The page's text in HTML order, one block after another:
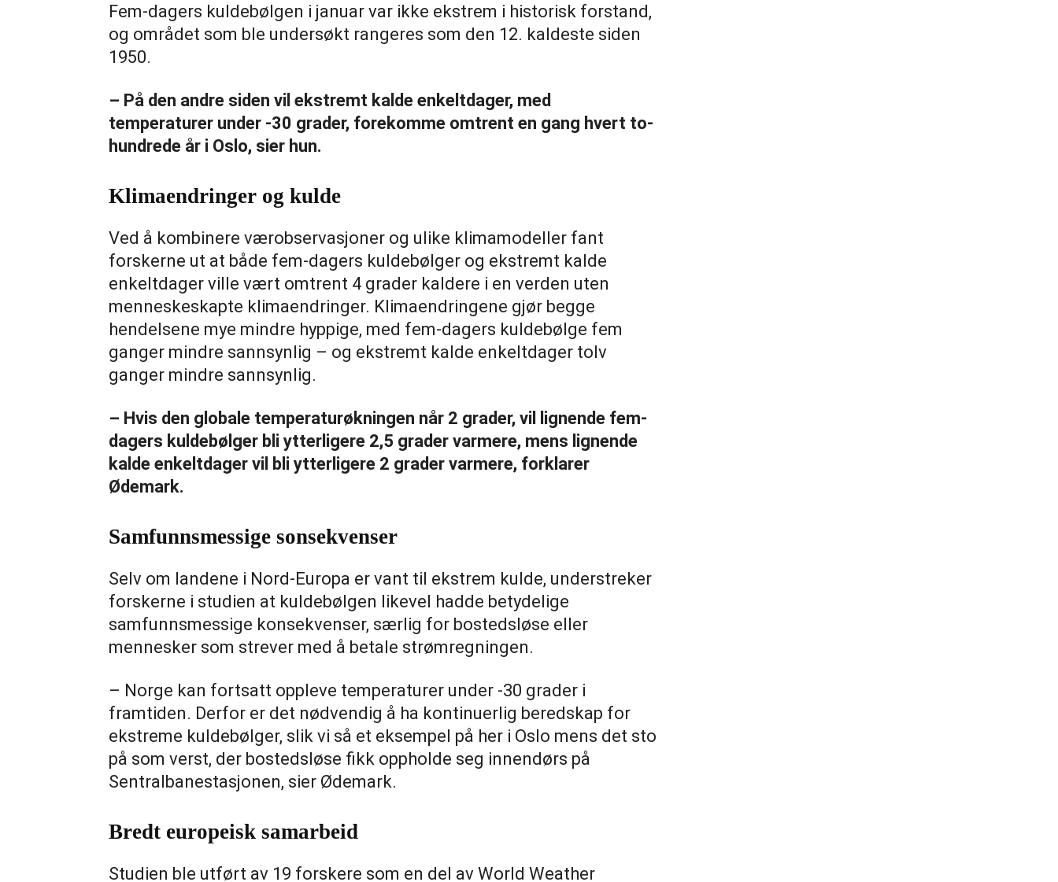
Fem-dagers kuldebølgen i januar var ikke ekstrem i historisk forstand,
og området som ble undersøkt rangeres som den 12. kaldeste siden
1950.
– På den andre siden vil ekstremt kalde enkeltdager, med
temperaturer under -30 grader, forekomme omtrent en gang hvert to-
hundrede år i Oslo, sier hun.
Klimaendringer og kulde
Ved å kombinere værobservasjoner og ulike klimamodeller fant
forskerne ut at både fem-dagers kuldebølger og ekstremt kalde
enkeltdager ville vært omtrent 4 grader kaldere i en verden uten
menneskeskapte klimaendringer. Klimaendringene gjør begge
hendelsene mye mindre hyppige, med fem-dagers kuldebølge fem
ganger mindre sannsynlig – og ekstremt kalde enkeltdager tolv
ganger mindre sannsynlig.
– Hvis den globale temperaturøkningen når 2 grader, vil lignende fem-
dagers kuldebølger bli ytterligere 2,5 grader varmere, mens lignende
kalde enkeltdager vil bli ytterligere 2 grader varmere, forklarer
Ødemark.
Samfunnsmessige sonsekvenser
Selv om landene i Nord-Europa er vant til ekstrem kulde, understreker
forskerne i studien at kuldebølgen likevel hadde betydelige
samfunnsmessige konsekvenser, særlig for bostedsløse eller
mennesker som strever med å betale strømregningen.
– Norge kan fortsatt oppleve temperaturer under -30 grader i
framtiden. Derfor er det nødvendig å ha kontinuerlig beredskap for
ekstreme kuldebølger, slik vi så et eksempel på her i Oslo mens det sto
på som verst, der bostedsløse fikk oppholde seg innendørs på
Sentralbanestasjonen, sier Ødemark.
Bredt europeisk samarbeid
Studien ble utført av 19 forskere som en del av World Weather